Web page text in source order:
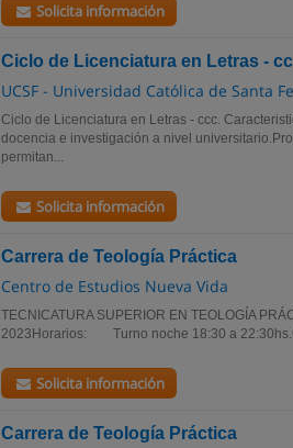
Solicita información
Ciclo de Licenciatura en Letras -
UCSF - Universidad Católica de Santa Fe
Ciclo de Licenciatura en Letras - ccc.
docencia e investigación a nivel
permitan...
Solicita información
Carrera de Teología Práctica
Centro de Estudios Nueva Vida
TECNICATURA SUPERIOR EN TEOLOGÍA
2023Horarios: Turno noche 18:30 a
Solicita información
Carrera de Teología Práctica